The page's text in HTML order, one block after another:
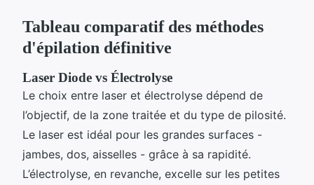
Tableau comparatif des méthodes
d'épilation définitive
Laser Diode vs Électrolyse
Le choix entre laser et électrolyse dépend de
l’objectif, de la zone traitée et du type de pilosité.
Le laser est idéal pour les grandes surfaces -
jambes, dos, aisselles - grâce à sa rapidité.
L’électrolyse, en revanche, excelle sur les petites